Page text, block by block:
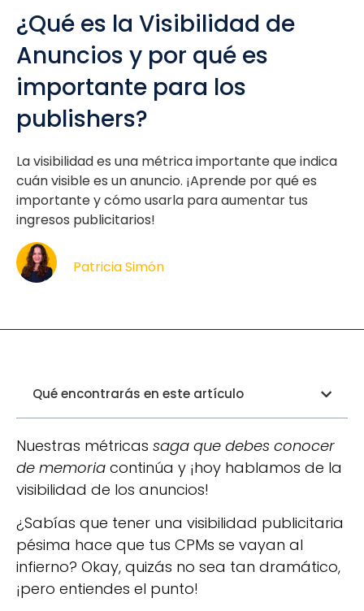
¿Qué es la Visibilidad de
Anuncios y por qué es
importante para los
publishers?
La visibilidad es una métrica importante que indica
cuán visible es un anuncio. ¡Aprende por qué es
importante y cómo usarla para aumentar tus
ingresos publicitarios!
Patricia Simón
Qué encontrarás en este artículo
Nuestras métricas saga que debes conocer
de memoria continúa y ¡hoy hablamos de la
visibilidad de los anuncios!
¿Sabías que tener una visibilidad publicitaria
pésima hace que tus CPMs se vayan al
infierno? Okay, quizás no sea tan dramático,
¡pero entiendes el punto!